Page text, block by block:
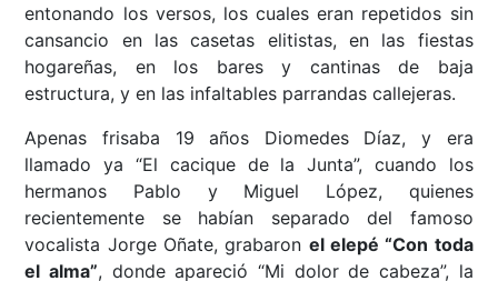
entonando los versos, los cuales eran repetidos sin
cansancio en las casetas elitistas, en las fiestas
hogareñas, en los bares y cantinas de baja
estructura, y en las infaltables parrandas callejeras.
Apenas frisaba 19 años Diomedes Díaz, y era
llamado ya “El cacique de la Junta”, cuando los
hermanos Pablo y Miguel López, quienes
recientemente se habían separado del famoso
vocalista Jorge Oñate, grabaron el elepé “Con toda
el alma”, donde apareció “Mi dolor de cabeza”, la